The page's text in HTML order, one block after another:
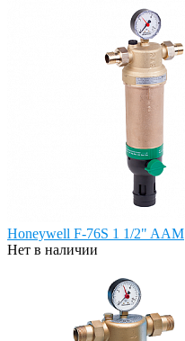
Honeywell F-76S 1 1/2" AAM
Нет в наличии